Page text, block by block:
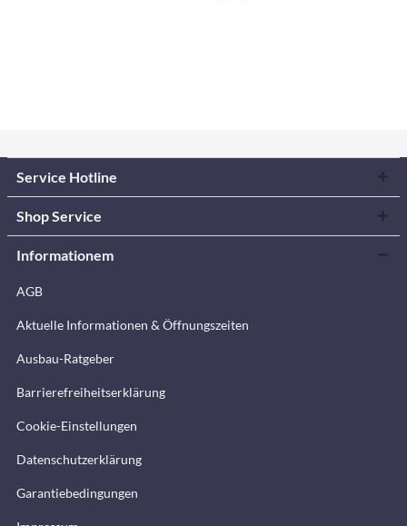
Service Hotline
Shop Service
Informationem
AGB
Aktuelle Informationen & Öffnungszeiten
Ausbau-Ratgeber
Barrierefreiheitserklärung
Cookie-Einstellungen
Datenschutzerklärung
Garantiebedingungen